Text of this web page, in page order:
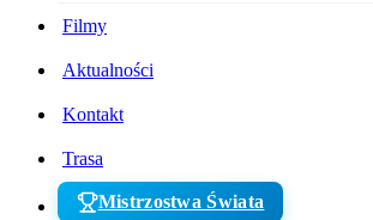
Filmy
Aktualności
Kontakt
Trasa
Mistrzostwa Świata